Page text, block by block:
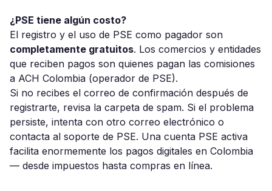
¿PSE tiene algún costo?
El registro y el uso de PSE como pagador son
completamente gratuitos. Los comercios y entidades
que reciben pagos son quienes pagan las comisiones
a ACH Colombia (operador de PSE).
Si no recibes el correo de confirmación después de
registrarte, revisa la carpeta de spam. Si el problema
persiste, intenta con otro correo electrónico o
contacta al soporte de PSE. Una cuenta PSE activa
facilita enormemente los pagos digitales en Colombia
— desde impuestos hasta compras en línea.